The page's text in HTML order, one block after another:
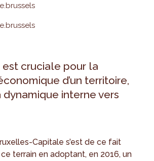
est cruciale pour la
d’un territoire,
interne vers
Capitale s’est de ce fait
terrain en adoptant, en 2016, un